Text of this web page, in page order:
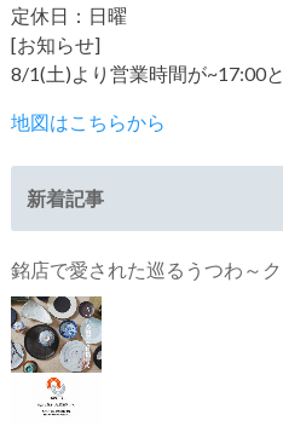
定休日：日曜
[お知らせ]
8/1(土)より営業時間が~17:00と
地図はこちらから
新着記事
銘店で愛された巡るうつわ～